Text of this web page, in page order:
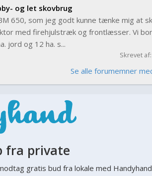
og let skovbrug
650, som jeg godt kunne tænke mig at
med firehjulstræk og frontlæsser. Vi
jord og 12 ha. s...
Skrevet
Se alle forumemner
fra private
gratis bud fra lokale med